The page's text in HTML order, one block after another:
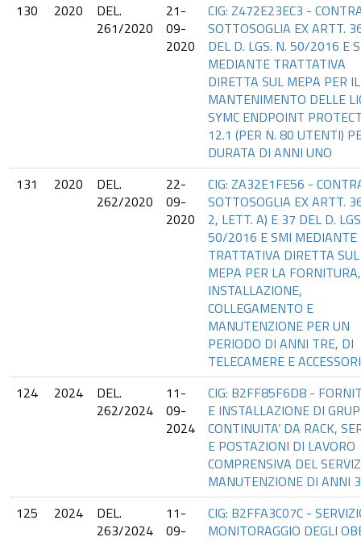
130
2020
DEL.
261/2020
21-
09-
2020
CIG: Z472E23EC3 -
SOTTOSOGLIA EX ARTT.
DEL D. LGS. N. 50/2016 E
MEDIANTE TRATTATIVA
DIRETTA SUL MEPA PER IL
MANTENIMENTO DELLE
SYMC ENDPOINT
12.1 (PER N. 80 UTENTI)
DURATA DI ANNI UNO
131
2020
DEL.
262/2020
22-
09-
2020
CIG: ZA32E1FE56 -
SOTTOSOGLIA EX ARTT.
2, LETT. A) E 37 DEL D.
50/2016 E SMI MEDIANTE
TRATTATIVA DIRETTA SUL
MEPA PER LA FORNITURA,
INSTALLAZIONE,
COLLEGAMENTO E
MANUTENZIONE PER UN
PERIODO DI ANNI TRE, DI
TELECAMERE E
124
2024
DEL.
262/2024
11-
09-
2024
CIG: B2FF85F6D8 -
E INSTALLAZIONE DI
CONTINUITA’ DA RACK,
E POSTAZIONI DI LAVORO
COMPRENSIVA DEL
MANUTENZIONE DI ANNI 3
125
2024
DEL.
263/2024
11-
09-
CIG: B2FFA3C07C -
MONITORAGGIO DEGLI